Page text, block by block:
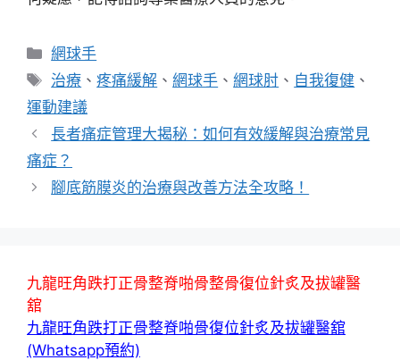
分
類
網球手
標
籤
治療 、疼痛緩解 、網球手 、網球肘 、 自我復健 、
運動建議
長者痛症管理大揭秘：如何有效緩解與治療常見
痛症？
腳底筋膜炎的治療與改善方法全攻略！
九龍旺角跌打正骨整脊啪骨整骨復位針炙及拔罐醫
舘
九龍旺角跌打正骨整脊啪骨復位針炙及拔罐醫舘
(Whatsapp預約)